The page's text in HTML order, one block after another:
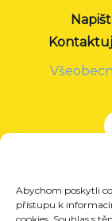
Abychom poskytli
přístupu k